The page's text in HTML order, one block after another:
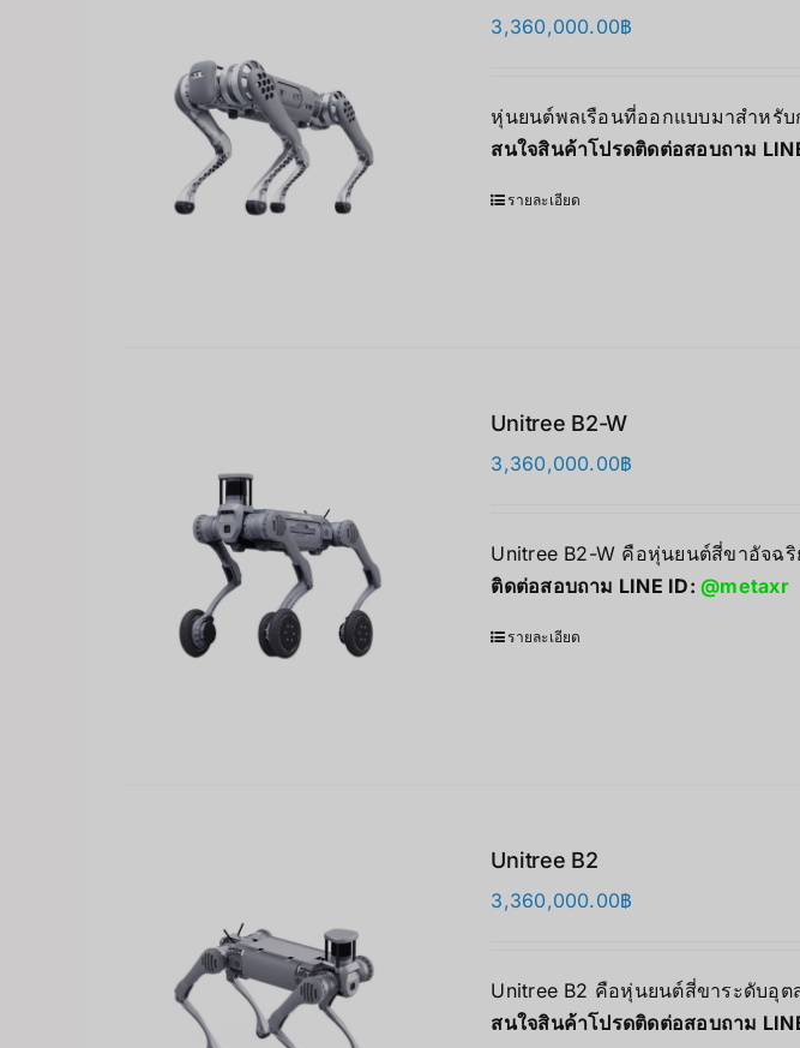
3,360,000.00฿
หุ่นยนต์พลเรือนที่ออกแบบมาสำหรั
สนใจสินค้าโปรดติดต่อสอบถาม
รายละเอียด
Unitree B2-W
3,360,000.00฿
Unitree B2-W คือหุ่นยนต์สี่ขาอัจฉ
ติดต่อสอบถาม LINE ID:@metaxr
รายละเอียด
Unitree B2
3,360,000.00฿
Unitree B2 คือหุ่นยนต์สี่ขาระดับอุ
สนใจสินค้าโปรดติดต่อสอบถาม